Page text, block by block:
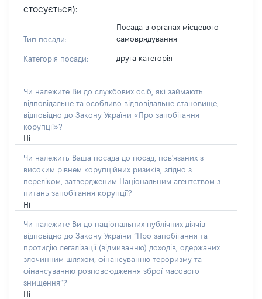
стосується):
Тип посади:
Посада в органах місцевого
самоврядування
Категорія посади: друга категорія
Чи належите Ви до службових осіб, які займають
відповідальне та особливо відповідальне становище,
відповідно до Закону України «Про запобігання
корупції»?
Ні
Чи належить Ваша посада до посад, пов'язаних з
високим рівнем корупційних ризиків, згідно з
переліком, затвердженим Національним агентством з
питань запобігання корупції?
Ні
Чи належите Ви до національних публічних діячів
відповідно до Закону України “Про запобігання та
протидію легалізації (відмиванню) доходів, одержаних
злочинним шляхом, фінансуванню тероризму та
фінансуванню розповсюдження зброї масового
знищення”?
Ні